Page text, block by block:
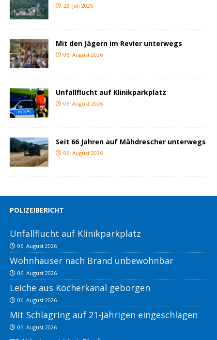
23. Juli 2026
Mit den Jägern im Revier unterwegs
06. August 2026
Unfallflucht auf Klinikparkplatz
06. August 2026
Seit 66 Jahren auf Mähdrescher unterwegs
06. August 2026
POLIZEIBERICHT
Unfallflucht auf Klinikparkplatz
06. August 2026
Wohnhäuser nach Brand unbewohnbar
06. August 2026
Leiche aus Kocherkanal geborgen
06. August 2026
Mit Schlagring auf 21-Jährigen eingeschlagen
05. August 2026